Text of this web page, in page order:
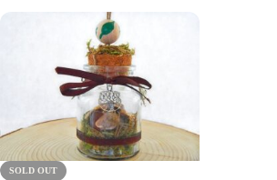
SOLD OUT